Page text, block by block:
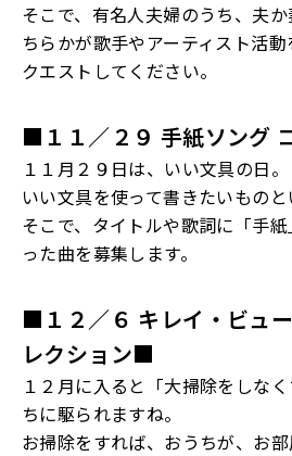
そこで、有名人夫婦のうち、夫
ちらかが歌手やアーティスト活
クエストしてください。
■１１ ／２９ 手紙ソング
１１月２９日は、いい文具の日。
いい文具を使って書きたいものと
そこで、タイトルや歌詞に「手
った曲を募集します。
■１２ ／６ キレイ・ビュ
レクション■
１２月に入ると「大掃除をしな
ちに駆られますね。
お掃除をすれば、おうちが、お